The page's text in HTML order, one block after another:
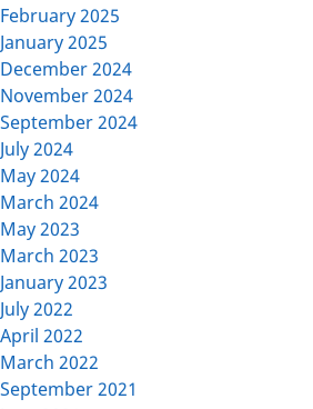
February 2025
January 2025
December 2024
November 2024
September 2024
July 2024
May 2024
March 2024
May 2023
March 2023
January 2023
July 2022
April 2022
March 2022
September 2021